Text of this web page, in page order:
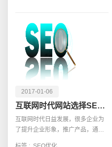
时间才有出头之日，这
2017-01-06
互联网时代网站选择SEO优化的几大好处
互联网时代日益发展，很多企业为
了提升企业形象，推广产品，通常